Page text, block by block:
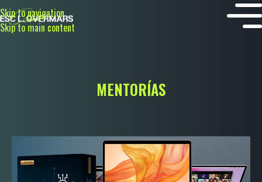
Skip to navigation
Skip to main content
MENTORÍAS